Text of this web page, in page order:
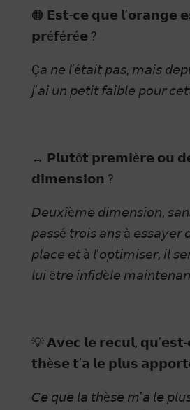
🟠 𝗘𝘀𝘁-𝗰𝗲 𝗾𝘂𝗲 𝗹’𝗼𝗿𝗮𝗻𝗴𝗲
𝗽𝗿é𝗳é𝗿é𝗲 ?
Ç𝘢 𝘯𝘦 𝘭’é𝘵𝘢𝘪𝘵 𝘱𝘢𝘴, 𝘮𝘢𝘪𝘴
𝘫’𝘢𝘪 𝘶𝘯 𝘱𝘦𝘵𝘪𝘵 𝘧𝘢𝘪𝘣𝘭𝘦 𝘱𝘰𝘶𝘳
↔️ 𝗣𝗹𝘂𝘁ô𝘁 𝗽𝗿𝗲𝗺𝗶è𝗿𝗲 𝗼𝘂
𝗱𝗶𝗺𝗲𝗻𝘀𝗶𝗼𝗻 ?
𝘋𝘦𝘶𝘹𝘪è𝘮𝘦 𝘥𝘪𝘮𝘦𝘯𝘴𝘪𝘰𝘯, 𝘴𝘢𝘯𝘴
𝘱𝘢𝘴𝘴é 𝘵𝘳𝘰𝘪𝘴 𝘢𝘯𝘴 à 𝘦𝘴𝘴𝘢𝘺𝘦𝘳
𝘱𝘭𝘢𝘤𝘦 𝘦𝘵 à 𝘭’𝘰𝘱𝘵𝘪𝘮𝘪𝘴𝘦𝘳, 𝘪𝘭
𝘭𝘶𝘪 ê𝘵𝘳𝘦 𝘪𝘯𝘧𝘪𝘥è𝘭𝘦
💡 𝗔𝘃𝗲𝗰 𝗹𝗲 𝗿𝗲𝗰𝘂𝗹,
𝘁𝗵è𝘀𝗲 𝘁’𝗮 𝗹𝗲 𝗽𝗹𝘂𝘀
𝘊𝘦 𝘲𝘶𝘦 𝘭𝘢 𝘵𝘩è𝘴𝘦 𝘮’𝘢 𝘭𝘦